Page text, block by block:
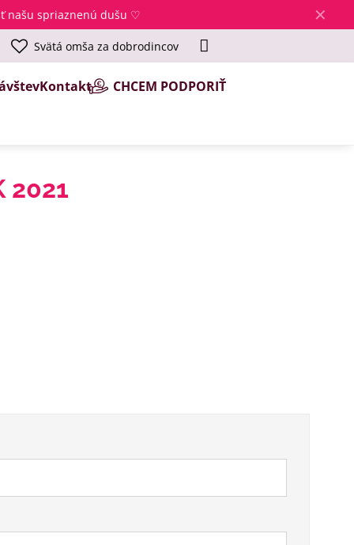
✕
našu spriaznenú dušu ♡
Svätá omša za dobrodincov
Kontakt CHCEM PODPORIŤ
2021